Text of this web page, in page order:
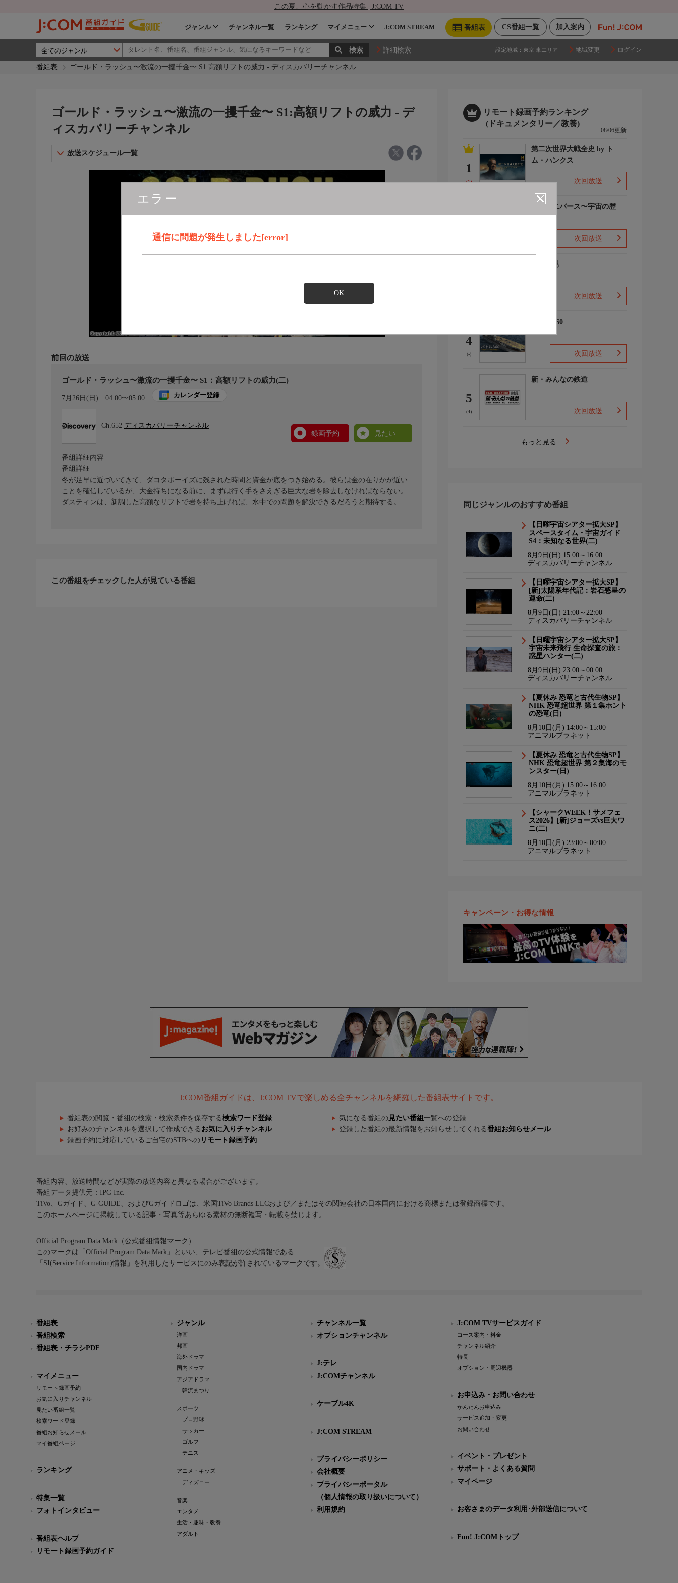
この夏、心を動かす作品特集 | J:COM TV
加入案内
CS番組一覧
番組表
ジャンル チャンネル一覧 ランキング マイメニュー J:COM STREAM
詳細検索 設定地域： 東京 東エリア 地域変更 ログイン
番組表 ゴールド・ラッシュ〜激流の一攫千金〜 S1:高額リフトの威力 - ディスカバリーチャンネル
エラー
通信に問題が発生しました[error]
OK
ゴールド・ラッシュ〜激流の一攫千金〜 S1:高額リフトの威力 - デ
ィスカバリーチャンネル
放送スケジュール一覧
前回の放送
ゴールド・ラッシュ〜激流の一攫千金〜 S1：高額リフトの威力(二)
7月26日(日) 04:00〜05:00 カレンダー登録
Ch.652 ディスカバリーチャンネル
録画予約
見たい
番組詳細内容
番組詳細
冬が足早に近づいてきて、ダコタボーイズに残された時間と資金が底をつき始める。彼らは金の在りかが近い
ことを確信しているが、大金持ちになる前に、まずは行く手をさえぎる巨大な岩を除去しなければならない。
ダスティンは、新調した高額なリフトで岩を持ち上げれば、水中での問題を解決できるだろうと期待する。
この番組をチェックした人が見ている番組
リモート録画予約ランキング
(ドキュメンタリー／教養)
08/06更新
1
(1)
第二次世界大戦全史 by ト
ム・ハンクス
次回放送
ザ・ユニバース〜宇宙の歴
次回放送
ザ・森男
次回放送
4
(-)
バトル360
次回放送
5
(4)
新・みんなの鉄道
次回放送
もっと見る
同じジャンルのおすすめ番組
【日曜宇宙シアター拡大SP】
スペースタイム・宇宙ガイド
S4：未知なる世界(二)
8月9日(日) 15:00～16:00
ディスカバリーチャンネル
【日曜宇宙シアター拡大SP】
[新]太陽系年代記：岩石惑星の
運命(二)
8月9日(日) 21:00～22:00
ディスカバリーチャンネル
【日曜宇宙シアター拡大SP】
宇宙未来飛行 生命探査の旅：
惑星ハンター(二)
8月9日(日) 23:00～00:00
ディスカバリーチャンネル
【夏休み 恐竜と古代生物SP】
NHK 恐竜超世界 第１集ホント
の恐竜(日)
8月10日(月) 14:00～15:00
アニマルプラネット
【夏休み 恐竜と古代生物SP】
NHK 恐竜超世界 第２集海のモ
ンスター(日)
8月10日(月) 15:00～16:00
アニマルプラネット
【シャークWEEK！サメフェ
ス2026】[新]ジョーズvs巨大ワ
ニ(二)
8月10日(月) 23:00～00:00
アニマルプラネット
キャンペーン・お得な情報
J:COM番組ガイドは、J:COM TVで楽しめる全チャンネルを網羅した番組表サイトです。
番組表の閲覧・番組の検索・検索条件を保存する検索ワード登録 気になる番組の 見たい番組 一覧への登録
お好みのチャンネルを選択して作成できる お気に入りチャンネル 登録した番組の最新情報をお知らせしてくれる番組お知らせメール
録画予約に対応しているご自宅のSTBへの リモート録画予約
番組内容、放送時間などが実際の放送内容と異なる場合がございます。
番組データ提供元：IPG Inc.
TiVo、Gガイド、G-GUIDE、およびGガイドロゴは、米国TiVo Brands LLCおよび／またはその関連会社の日本国内における商標または登録商標です。
このホームページに掲載している記事・写真等あらゆる素材の無断複写・転載を禁じます。
Official Program Data Mark（公式番組情報マーク）
このマークは「Official Program Data Mark」といい、テレビ番組の公式情報である
「SI(Service Information)情報」を利用したサービスにのみ表記が許されているマークです。
番組表
番組検索
番組表・チラシPDF
マイメニュー
リモート録画予約
お気に入りチャンネル
見たい番組一覧
検索ワード登録
番組お知らせメール
マイ番組ページ
ランキング
特集一覧
フォトインタビュー
番組表ヘルプ
リモート録画予約ガイド
ジャンル
洋画
邦画
海外ドラマ
国内ドラマ
アジアドラマ
韓流まつり
スポーツ
プロ野球
サッカー
ゴルフ
テニス
アニメ・キッズ
ディズニー
音楽
エンタメ
生活・趣味・教養
アダルト
チャンネル一覧
オプションチャンネル
J:テレ
J:COMチャンネル
ケーブル4K
J:COM STREAM
プライバシーポリシー
会社概要
プライバシーポータル
（個人情報の取り扱いについて）
利用規約
J:COM TVサービスガイド
コース案内・料金
チャンネル紹介
特長
オプション・周辺機器
お申込み・お問い合わせ
かんたんお申込み
サービス追加・変更
お問い合わせ
イベント・プレゼント
サポート・よくある質問
マイページ
お客さまのデータ利用･外部送信について
Fun! J:COMトップ